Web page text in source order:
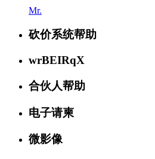
Mr.
砍价系统帮助
wrBEIRqX
合伙人帮助
电子请柬
微影像